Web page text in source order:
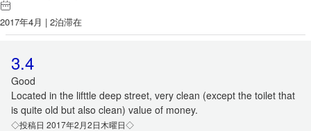
2017年4月 | 2泊滞在
3.4
Good
Located in the lifttle deep street, very clean (except the toilet that
is quite old but also clean) value of money.
◇投稿日 2017年2月2日木曜日◇